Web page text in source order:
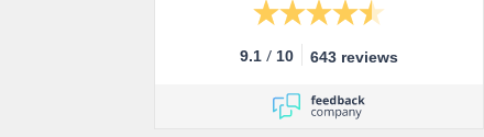
9.1 / 10 643 reviews